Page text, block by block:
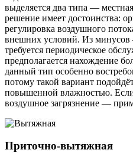
выделяется два типа —
решение имеет достоинства:
регулировка воздушного
внешних условий. Из минусов
требуется периодическое
предполагается нахождение
данный тип особенно
потому такой вариант
повышенной влажностью.
воздушное загрязнение —
Приточно-вытяжная